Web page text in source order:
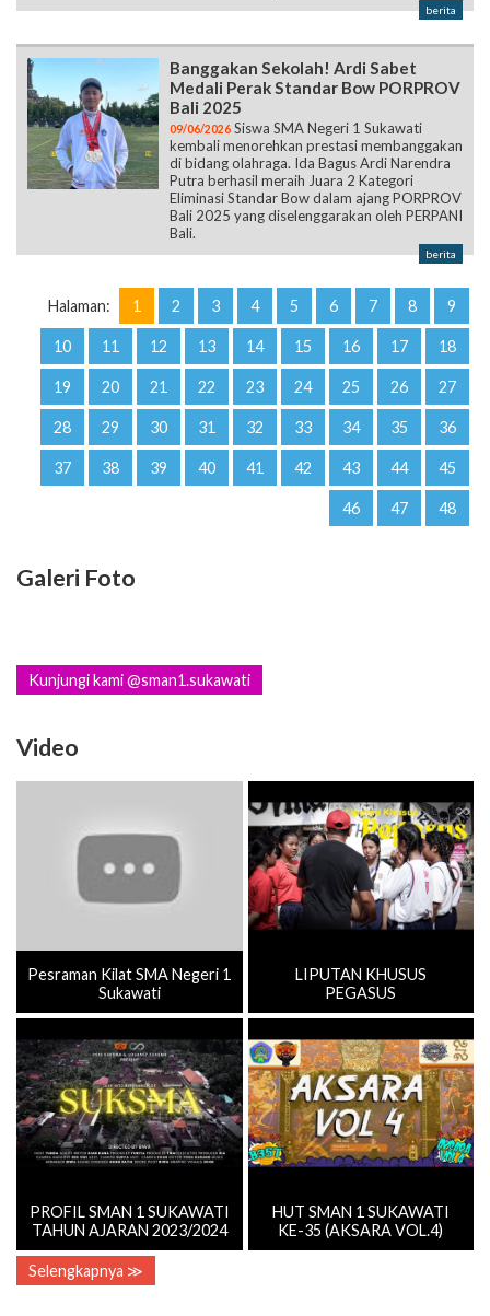
berita
Banggakan Sekolah! Ardi Sabet
Medali Perak Standar Bow PORPROV
Bali 2025
09/06/2026 Siswa SMA Negeri 1 Sukawati
kembali menorehkan prestasi membanggakan
di bidang olahraga. Ida Bagus Ardi Narendra
Putra berhasil meraih Juara 2 Kategori
Eliminasi Standar Bow dalam ajang PORPROV
Bali 2025 yang diselenggarakan oleh PERPANI
Bali.
berita
Halaman: 1 2 3 4 5 6 7 8 9
10 11 12 13 14 15 16 17 18
19 20 21 22 23 24 25 26 27
28 29 30 31 32 33 34 35 36
37 38 39 40 41 42 43 44 45
46 47 48
Galeri Foto
Kunjungi kami @sman1.sukawati
Video
Pesraman Kilat SMA Negeri 1
Sukawati
LIPUTAN KHUSUS
PEGASUS
PROFIL SMAN 1 SUKAWATI
TAHUN AJARAN 2023/2024
HUT SMAN 1 SUKAWATI
KE-35 (AKSARA VOL.4)
Selengkapnya ≫